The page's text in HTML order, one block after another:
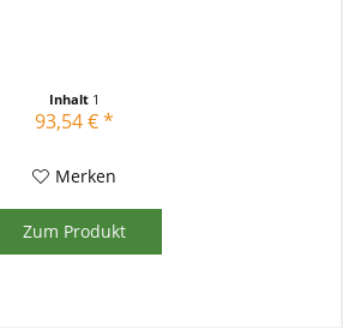
Inhalt 1
93,54 € *
Merken
Zum Produkt